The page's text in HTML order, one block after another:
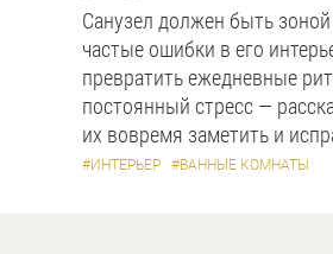
Санузел должен быть
частые ошибки в его
превратить ежедневные
постоянный стресс —
их вовремя заметить и
#ИНТЕРЬЕР #ВАННЫЕ КОМНАТЫ